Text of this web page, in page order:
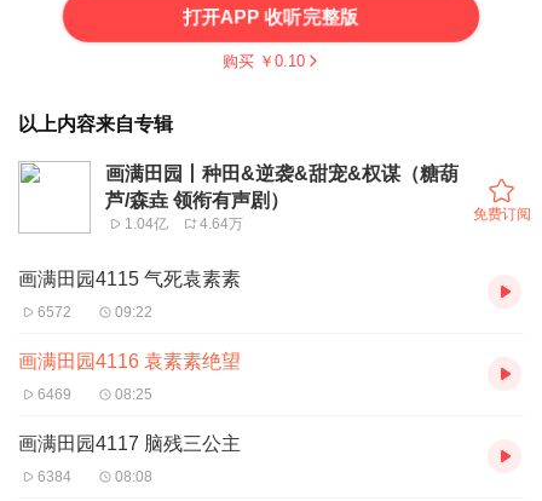
打开APP 收听完整版
购买 ￥ 0.10
以上内容来自专辑
画满田园丨种田&逆袭&甜宠&权谋（糖葫
芦/森垚 领衔有声剧）
1.04亿 4.64万
免费订阅
画满田园4115 气死袁素素
6572 09:22
画满田园4116 袁素素绝望
6469 08:25
画满田园4117 脑残三公主
6384 08:08